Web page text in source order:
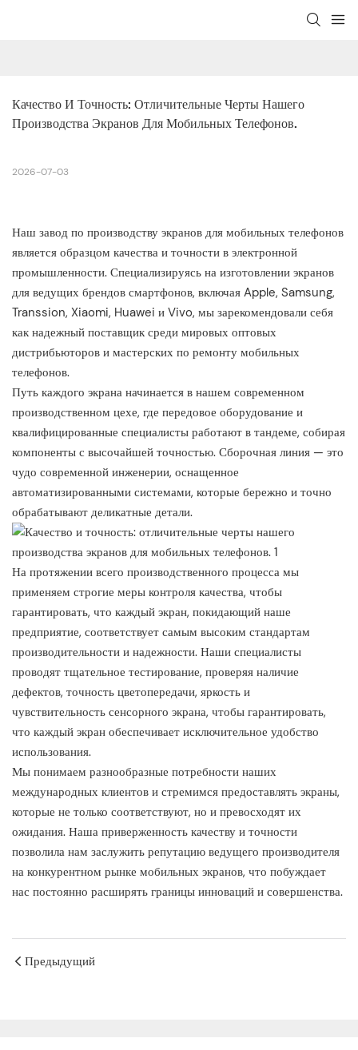
Качество И Точность: Отличительные Черты Нашего
Производства Экранов Для Мобильных Телефонов.
2026-07-03
Наш завод по производству экранов для мобильных телефонов
является образцом качества и точности в электронной
промышленности. Специализируясь на изготовлении экранов
для ведущих брендов смартфонов, включая Apple, Samsung,
Transsion, Xiaomi, Huawei и Vivo, мы зарекомендовали себя
как надежный поставщик среди мировых оптовых
дистрибьюторов и мастерских по ремонту мобильных
телефонов.
Путь каждого экрана начинается в нашем современном
производственном цехе, где передовое оборудование и
квалифицированные специалисты работают в тандеме, собирая
компоненты с высочайшей точностью. Сборочная линия — это
чудо современной инженерии, оснащенное
автоматизированными системами, которые бережно и точно
обрабатывают деликатные детали.
На протяжении всего производственного процесса мы
применяем строгие меры контроля качества, чтобы
гарантировать, что каждый экран, покидающий наше
предприятие, соответствует самым высоким стандартам
производительности и надежности. Наши специалисты
проводят тщательное тестирование, проверяя наличие
дефектов, точность цветопередачи, яркость и
чувствительность сенсорного экрана, чтобы гарантировать,
что каждый экран обеспечивает исключительное удобство
использования.
Мы понимаем разнообразные потребности наших
международных клиентов и стремимся предоставлять экраны,
которые не только соответствуют, но и превосходят их
ожидания. Наша приверженность качеству и точности
позволила нам заслужить репутацию ведущего производителя
на конкурентном рынке мобильных экранов, что побуждает
нас постоянно расширять границы инноваций и совершенства.
Предыдущий